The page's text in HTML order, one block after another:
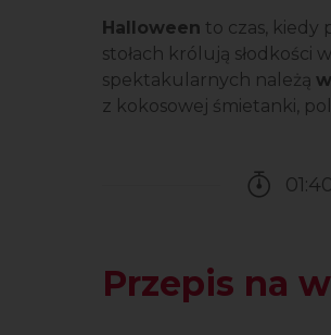
Halloween to czas, kiedy
stołach królują słodkości
spektakularnych należą
z kokosowej śmietanki,
Przepis na